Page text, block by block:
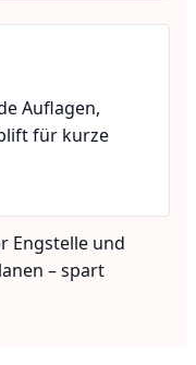
Auflagen,
für kurze
Engstelle und
– spart